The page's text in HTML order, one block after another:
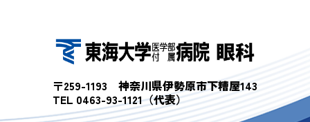
〒259-1193 神奈川県伊勢原市下糟屋143
TEL 0463-93-1121（代表）